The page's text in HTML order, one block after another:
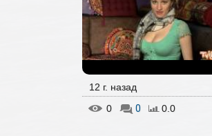
12 г. назад
0
0 0.0